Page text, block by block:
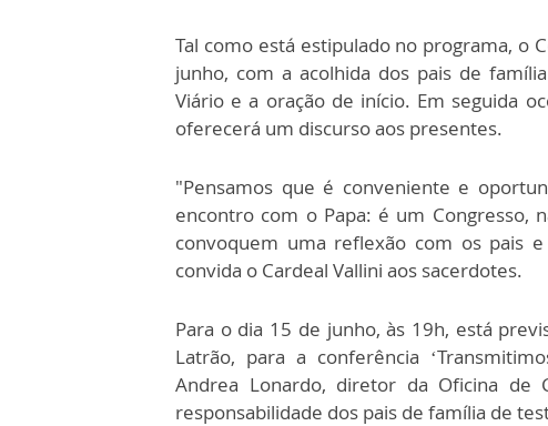
Tal como está estipulado no programa, o
junho, com a acolhida dos pais de
Viário e a oração de início. Em seguida
oferecerá um discurso aos presentes.
"Pensamos que é conveniente e
encontro com o Papa: é um Congresso,
convoquem uma reflexão com os pais
convida o Cardeal Vallini aos sacerdotes.
Para o dia 15 de junho, às 19h, está
Latrão, para a conferência
Andrea Lonardo, diretor da Oficina de
responsabilidade dos pais de família de